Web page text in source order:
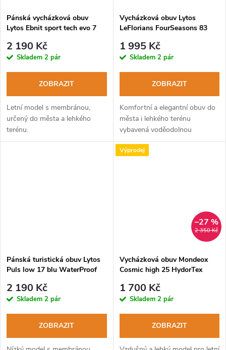
Pánská vycházková obuv
Lytos Ebnit sport tech evo 7
2 190 Kč
Skladem 2 pár
ZOBRAZIT
Letní model s membránou,
určený do města a lehkého
terénu.
Vycházková obuv Lytos
LeFlorians FourSeasons 83
1 995 Kč
Skladem 2 pár
ZOBRAZIT
Komfortní a elegantní obuv do
města i lehkého terénu
vybavená voděodolnou
membránou.
Pánská turistická obuv Lytos
Puls low 17 blu WaterProof
2 190 Kč
Skladem 2 pár
ZOBRAZIT
Výprodej
2 350 Kč
–27 %
Vycházková obuv Mondeox
Cosmic high 25 HydorTex
1 700 Kč
Skladem 2 pár
ZOBRAZIT